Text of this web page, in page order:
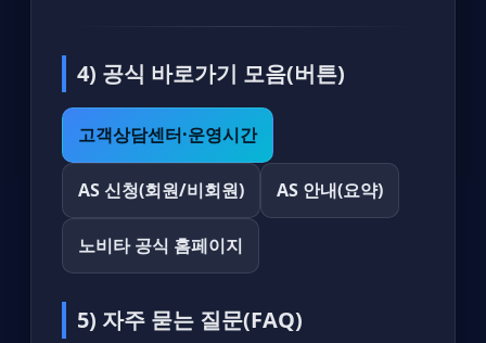
4) 공식 바로가기 모음(버튼)
고객상담센터·운영시간
AS 신청(회원/비회원) AS 안내(요약)
노비타 공식 홈페이지
5) 자주 묻는 질문(FAQ)